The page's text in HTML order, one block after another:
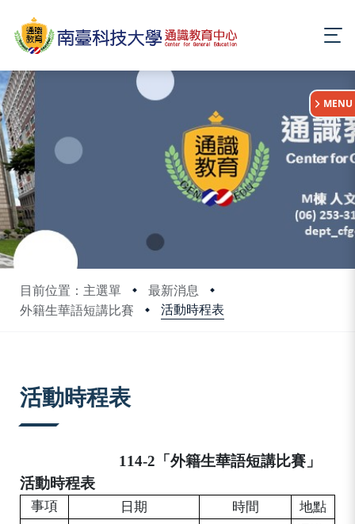
目前位置：主選單
最新消息
外籍生華語短講比賽
活動時程表
:::
MENU
活動時程表
114-2 「外籍生華語短講比賽 」
活動時程表
事項 日期 時間 地點